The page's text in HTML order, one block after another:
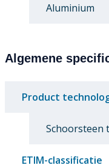
Aluminium
Algemene
Product
Schoorsteen
ETIM-classificatie